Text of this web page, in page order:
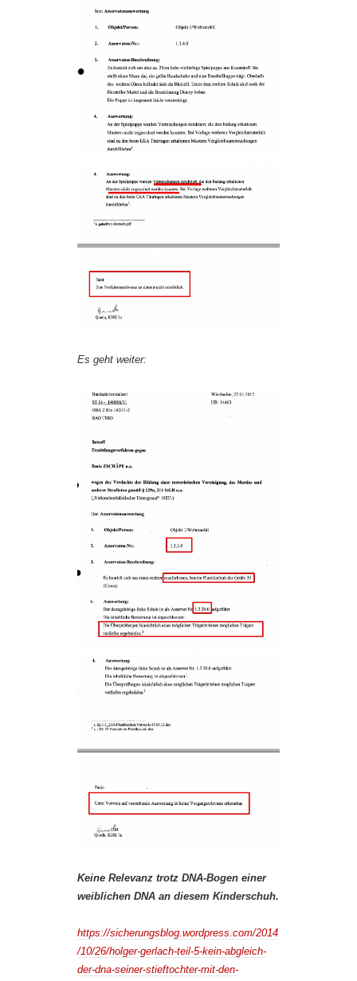
Es geht weiter:
Keine Relevanz trotz DNA-Bogen einer
weiblichen DNA an diesem Kinderschuh.
https://sicherungsblog.wordpress.com/2014
/10/26/holger-gerlach-teil-5-kein-abgleich-
der-dna-seiner-stieftochter-mit-den-